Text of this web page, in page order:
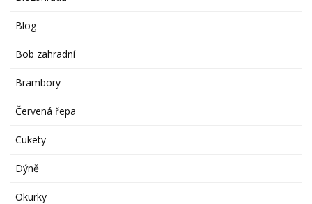
Blog
Bob zahradní
Brambory
Červená řepa
Cukety
Dýně
Okurky